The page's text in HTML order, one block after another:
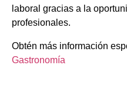
laboral gracias a la
profesionales.
Obtén más información
Gastronomía